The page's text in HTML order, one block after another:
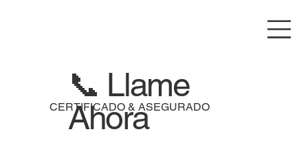
CERTIFICADO & ASEGURADO
📞 Llame
Ahora